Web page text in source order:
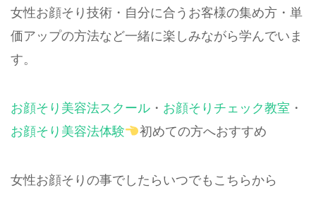
女性お顔そり技術・自分に合うお客様の集め方・単
価アップの方法など一緒に楽しみながら学んでいま
す。
お顔そり美容法スクール ・ お顔そりチェック教室 ・
お顔そり美容法体験
初めての方へおすすめ
女性お顔そりの事でしたらいつでもこちらから